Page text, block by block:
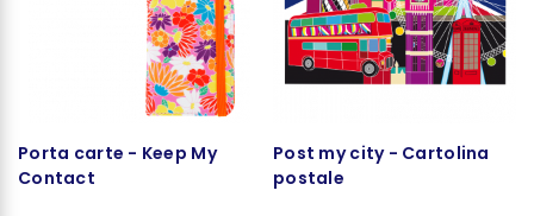
Porta carte - Keep My
Contact
Post my city - Cartolina
postale